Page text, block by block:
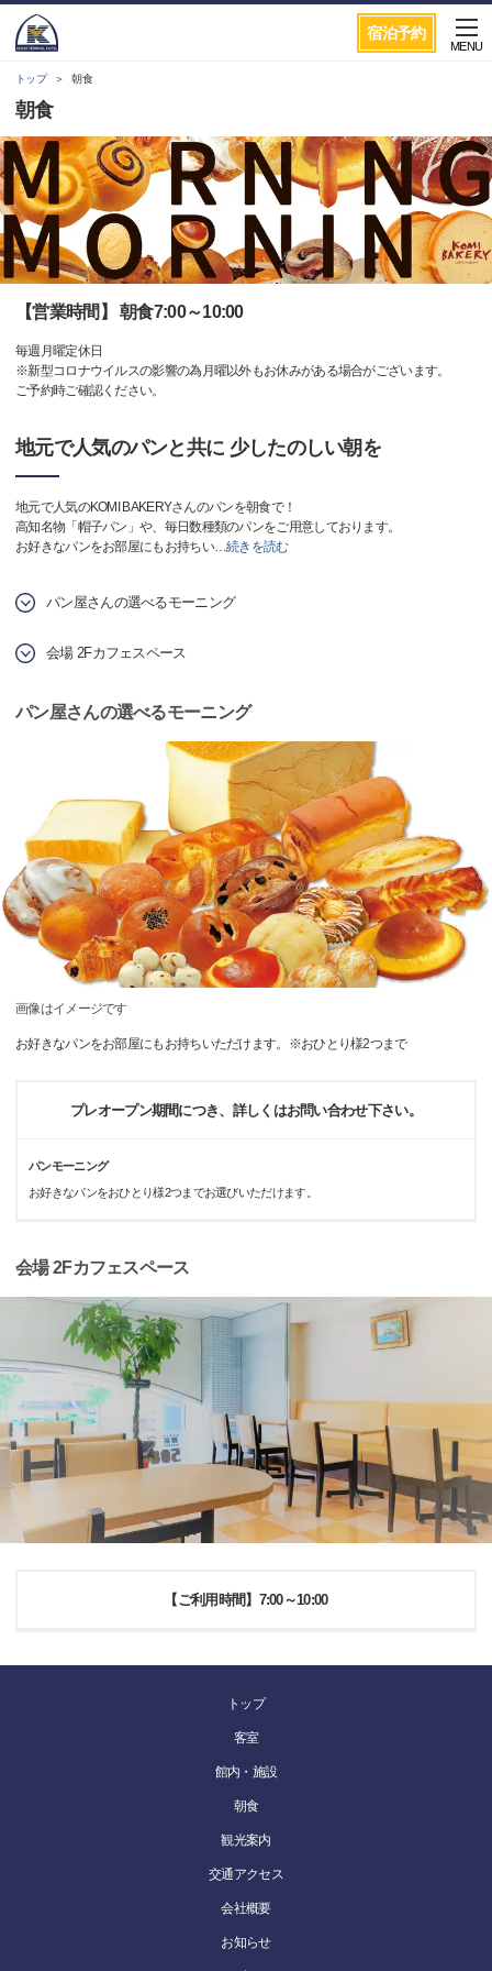
宿泊予約
MENU
トップ 朝食
朝食
【営業時間】 朝食7:00～10:00
毎週月曜定休日
※新型コロナウイルスの影響の為月曜以外もお休みがある場合がございます。
ご予約時ご確認ください。
地元で人気のパンと共に 少したのしい朝を
地元で人気のKOMI BAKERYさんのパンを朝食で！
高知名物「帽子パン」や、毎日数種類のパンをご用意しております。
お好きなパンをお部屋にもお持ちい…続きを読む
パン屋さんの選べるモーニング
会場 2Fカフェスペース
パン屋さんの選べるモーニング
画像はイメージです
お好きなパンをお部屋にもお持ちいただけます。※おひとり様2つまで
プレオープン期間につき、詳しくはお問い合わせ下さい。
パンモーニング
お好きなパンをおひとり様2つまでお選びいただけます。
会場 2Fカフェスペース
【ご利用時間】7:00～10:00
トップ
客室
館内・施設
朝食
観光案内
交通アクセス
会社概要
お知らせ